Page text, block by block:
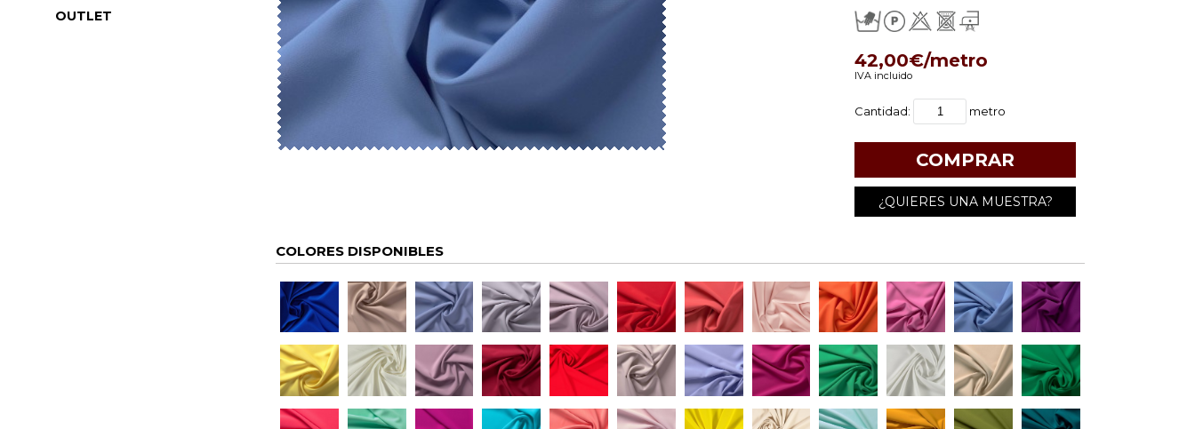
OUTLET
42,00€/metro
IVA incluido
Cantidad: metro
¿QUIERES UNA MUESTRA?
COLORES DISPONIBLES